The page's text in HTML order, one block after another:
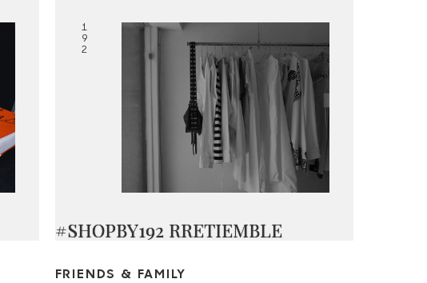
1
9
2
#SHOPBY192 RRETIEMBLE
FRIENDS & FAMILY